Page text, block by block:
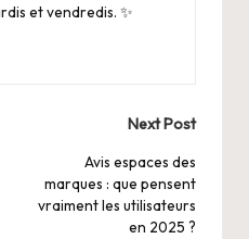
et vendredis. ✨
Next Post
Avis espaces des
marques : que pensent
vraiment les utilisateurs
en 2025 ?